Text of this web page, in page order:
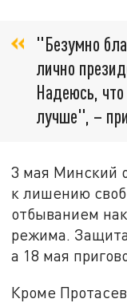
"Безумно
лично
Надеюсь,
лучше", –
3 мая Минский
к лишению
отбыванием
режима.
а 18 мая
Кроме